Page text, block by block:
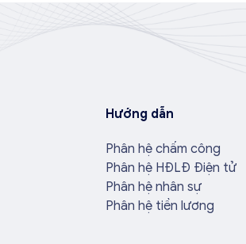
Hướng dẫn
Phân hệ chấm công
Phân hệ HĐLĐ Điện tử
Phân hệ nhân sự
Phân hệ tiền lương